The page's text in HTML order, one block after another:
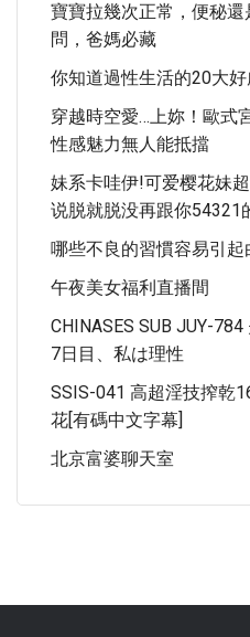
寶寶​拉幾次正常，便秘
問，爸媽必藏
你知道過性生活的20大好
穿越時空愛…上妳！歐
性感魅力無人能抵擋
妹系卡哇伊!可爱樱花妹
说脱就脱没再跟你54321
哪些不良的習慣容易引起
午夜美女福利直播間
CHINASES SUB JUY-
7日目、私は理性
SSIS-041 高超淫技搾乾
花[有碼中文字幕]
北京富婆聊天室